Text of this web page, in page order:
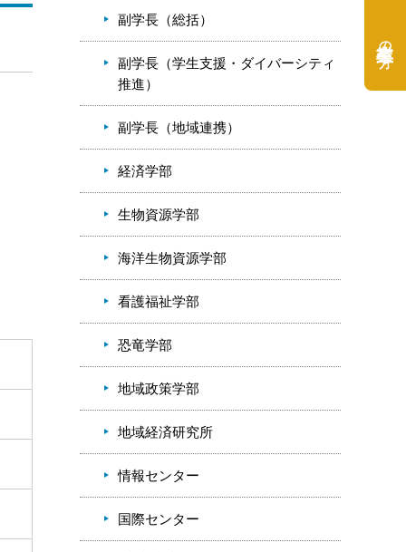
の方
副学長（総括）
副学長（学生支援・ダイバーシティ
推進）
副学長（地域連携）
経済学部
生物資源学部
海洋生物資源学部
看護福祉学部
恐竜学部
地域政策学部
地域経済研究所
情報センター
国際センター